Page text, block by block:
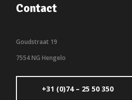
Contact
Goudstraat 19
7554 NG Hengelo
+31 (0)74 – 25 50 350